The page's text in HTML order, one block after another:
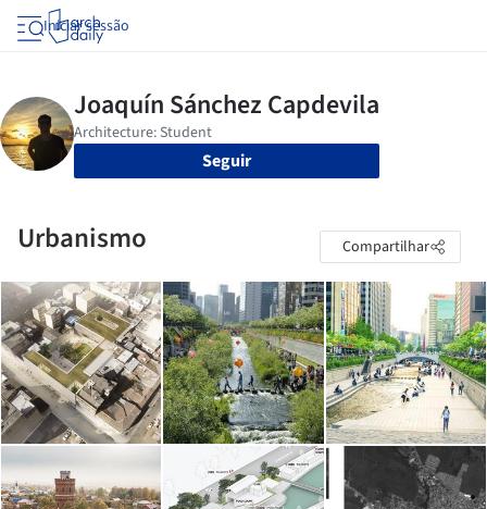
Iniciar sessão
Seguir
Urbanismo Compartilhar